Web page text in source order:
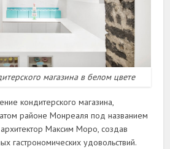
магазина в белом цвете
кондитерского магазина,
районе Монреаля под названием
архитектор Максим Моро, создав
гастрономических удовольствий.